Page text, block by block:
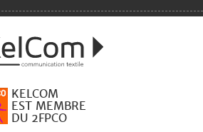
KELCOM
EST MEMBRE
DU 2FPCO